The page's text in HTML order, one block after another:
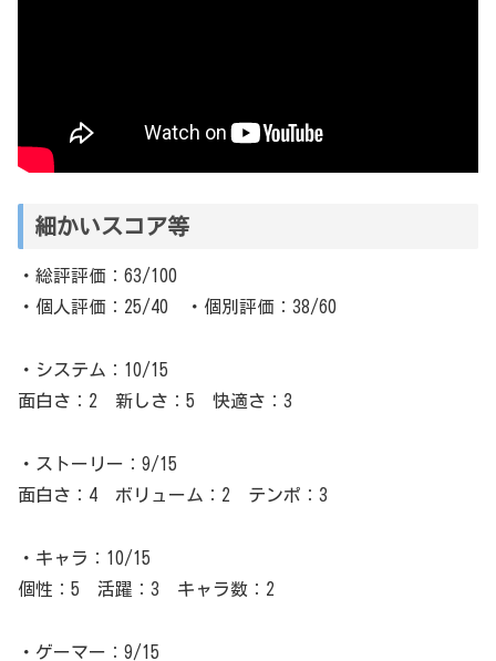
細かいスコア等
・総評評価：63/100
・個人評価：25/40 ・個別評価：38/60
・システム：10/15
面白さ：2 新しさ：5 快適さ：3
・ストーリー：9/15
面白さ：4 ボリューム：2 テンポ：3
・キャラ：10/15
個性：5 活躍：3 キャラ数：2
・ゲーマー：9/15